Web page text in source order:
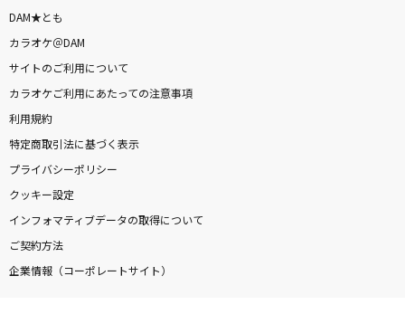
DAM★とも
カラオケ＠DAM
サイトのご利用について
カラオケご利用にあたっての注意事項
利用規約
特定商取引法に基づく表示
プライバシーポリシー
クッキー設定
インフォマティブデータの取得について
ご契約方法
企業情報（コーポレートサイト）